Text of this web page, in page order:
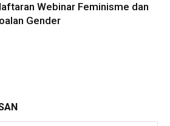
Webinar Feminisme dan
Gender